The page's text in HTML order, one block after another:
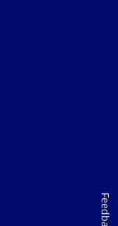
Feedback